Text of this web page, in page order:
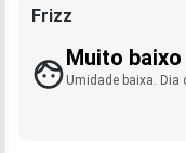
Frizz
Muito baixo
Umidade baixa.